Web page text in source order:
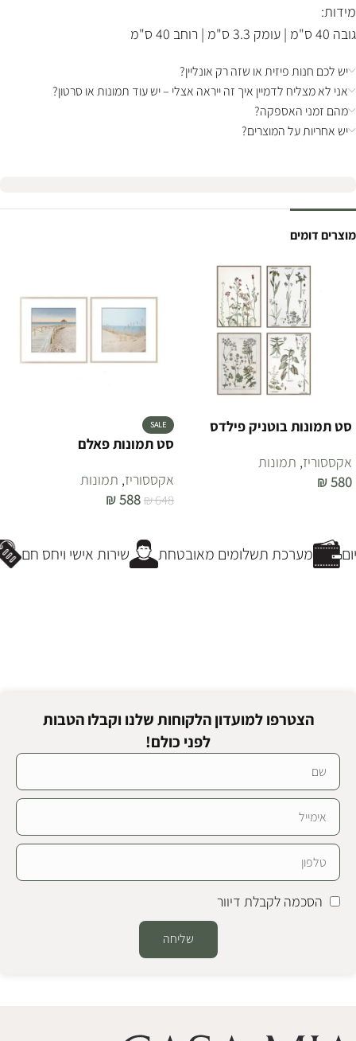
מידות:
גובה 40 ס"מ | עומק 3.3 ס"מ | רוחב 40 ס"מ
יש לכם חנות פיזית או שזה רק אונליין?
אני לא מצליח לדמיין איך זה ייראה אצלי – יש עוד תמונות או סרטון?
מהם זמני האספקה?
יש אחריות על המוצרים?
מוצרים דומים
סט תמונות בוטניק פילדס
אקססוריז, תמונות
₪580
SALE
סט תמונות פאלם
אקססוריז, תמונות
₪648
₪588
שירות אישי ויחס חם מערכת תשלומים מאובטחת
הצטרפו למועדון הלקוחות שלנו וקבלו הטבות
לפני כולם!
הסכמה לקבלת דיוור
שליחה